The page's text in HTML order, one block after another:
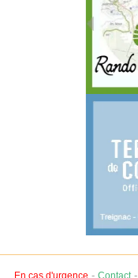
En cas d'urgence - Contact-